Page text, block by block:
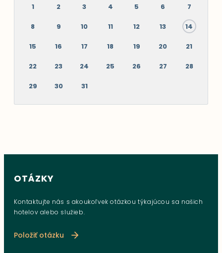
1 2 3 4 5 6 7
8 9 10 11 12 13 14
15 16 17 18 19 20 21
22 23 24 25 26 27 28
29 30 31
OTÁZKY
Kontaktujte nás s akoukoľvek otázkou týkajúcou sa našich
hotelov alebo služieb.
Položiť otázku